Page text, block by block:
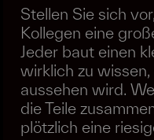
Stellen Sie sich
Kollegen eine
Jeder baut einen
wirklich zu
aussehen wird.
die Teile
plötzlich eine